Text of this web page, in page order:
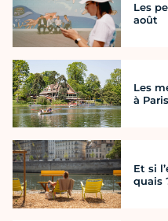
Les
août
Les
à Paris
Et si
quais